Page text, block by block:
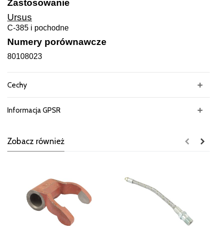
Zastosowanie
Ursus
C-385 i pochodne
Numery porównawcze
80108023
Cechy
Informacja GPSR
Zobacz również